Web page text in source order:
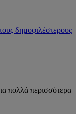
δημοφιλέστερους
πολλά περισσότερα